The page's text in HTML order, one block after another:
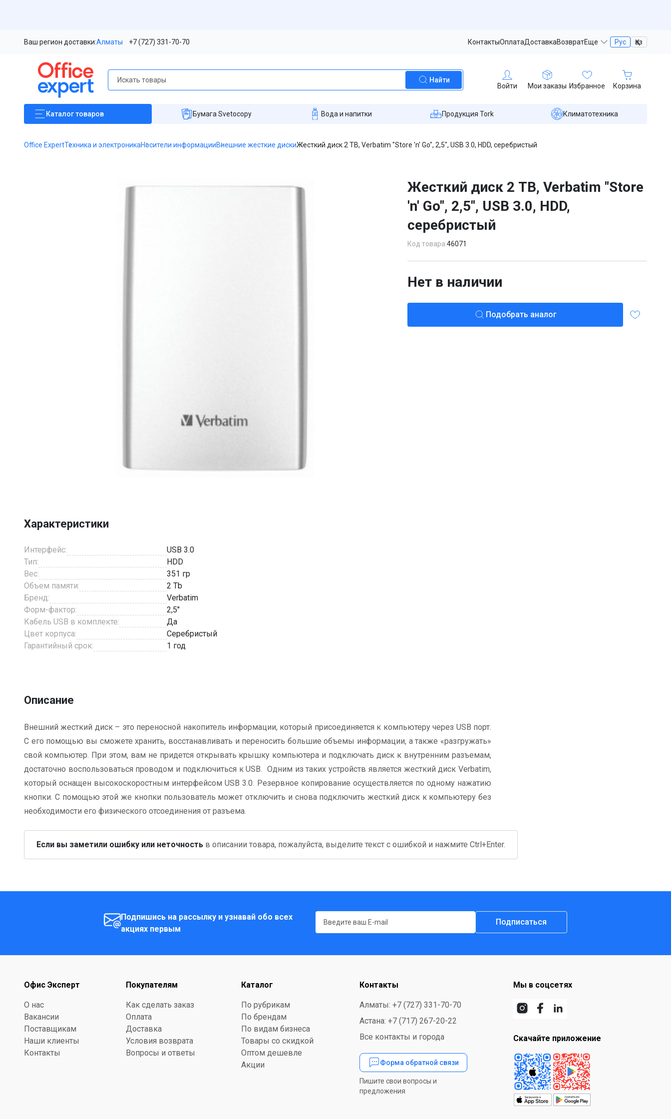
Ваш регион доставки:Алматы +7 (727) 331-70-70 КонтактыОплатаДоставкаВозвратЕще Рус Қаз
Найти
Войти Мои заказы Избранное Корзина
Каталогтоваров Бумага Svetocopy Вода и напитки Продукция Tork Климатотехника
Office ExpertТехника и электроникаНосители информацииВнешние жесткие дискиЖесткий диск 2 TB, Verbatim "Store 'n' Go", 2,5", USB 3.0, HDD, серебристый
3
Жесткий диск 2 TB, Verbatim "Store
'n' Go", 2,5", USB 3.0, HDD,
серебристый
Код товара:46071
Нет в наличии
Подобрать аналог
Характеристики
Интерфейс:
USB 3.0
Тип:
HDD
Вес:
351 гр
Объем памяти:
2 Tb
Бренд:
Verbatim
Форм-фактор:
2,5"
Кабель USB в комплекте:
Да
Цвет корпуса:
Серебристый
Гарантийный срок:
1 год
Описание
Внешний жесткий диск – это переносной накопитель информации, который присоединяется к компьютеру через USB порт.
С его помощью вы сможете хранить, восстанавливать и переносить большие объемы информации, а также «разгружать»
свой компьютер. При этом, вам не придется открывать крышку компьютера и подключать диск к внутренним разъемам,
достаточно воспользоваться проводом и подключиться к USB. Одним из таких устройств является жесткий диск Verbatim,
который оснащен высокоскоростным интерфейсом USB 3.0. Резервное копирование осуществляется по одному нажатию
кнопки. С помощью этой же кнопки пользователь может отключить и снова подключить жесткий диск к компьютеру без
необходимости его физического отсоединения от разъема.
Если вы заметили ошибку или неточность в описании товара, пожалуйста, выделите текст с ошибкой и нажмите Ctrl+Enter.
Подпишись на рассылку и узнавай обо всех
акциях первым
Подписаться
Офис Эксперт
О нас
Вакансии
Поставщикам
Наши клиенты
Контакты
Покупателям
Как сделать заказ
Оплата
Доставка
Условия возврата
Вопросы и ответы
Каталог
По рубрикам
По брендам
По видам бизнеса
Товары со скидкой
Оптом дешевле
Акции
Контакты
Алматы: +7 (727) 331-70-70
Астана: +7 (717) 267-20-22
Все контакты и города
Форма обратной связи
Пишите свои вопросы и
предложения
Мы в соцсетях
Скачайте приложение